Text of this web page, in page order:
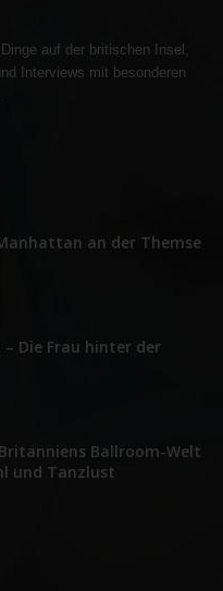
auf der britischen Insel,
Interviews mit besonderen
an der Themse
– Die Frau hinter der
Ballroom-Welt
und Tanzlust